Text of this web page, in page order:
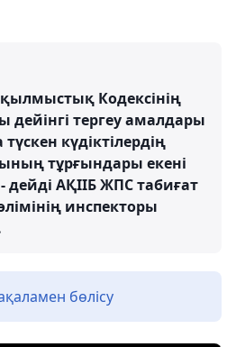
қылмыстық Кодексінің
дейінгі тергеу амалдары
күдіктілердің
тұрғындары екені
АҚІІБ ЖПС табиғат
инспекторы
бөлісу